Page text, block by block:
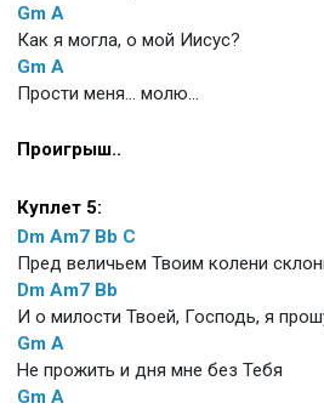
Gm A
Как я могла, о мой Иисус?
Gm A
Прости меня... молю...
Проигрыш..
Куплет 5:
Dm Am7 Bb C
Пред величьем Твоим колени
Dm Am7 Bb
И о милости Твоей, Господь, я
Gm A
Не прожить и дня мне без Тебя
Gm A